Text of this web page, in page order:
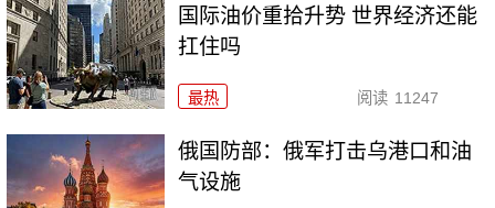
国际油价重拾升势 世界经济还能
扛住吗
最热 阅读 11247
俄国防部：俄军打击乌港口和油
气设施